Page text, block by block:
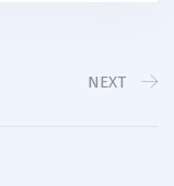
NEXT